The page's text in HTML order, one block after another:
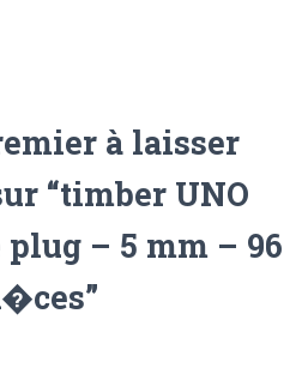
à laisser
“timber UNO
– 5 mm – 96